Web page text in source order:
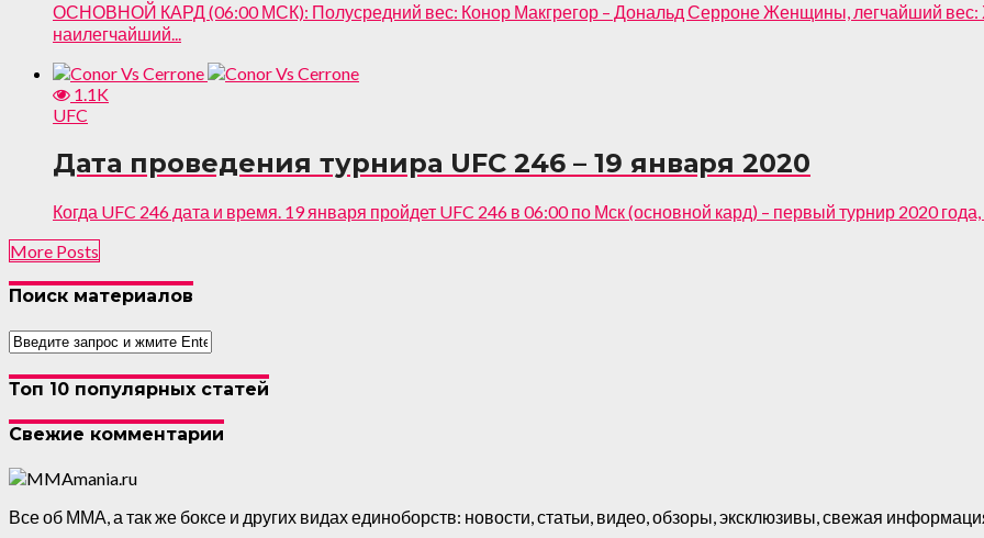
ОСНОВНОЙ КАРД (06:00 МСК): Полусредний вес: Конор Макгрегор – Дональд Серроне Женщины, легчайший
наилегчайший...
1.1K
UFC
Дата проведения турнира UFC 246 – 19 января 2020
Когда UFC 246 дата и время. 19 января пройдет UFC 246 в 06:00 по Мск (основной кард) – первый турнир 2020 года,
More Posts
Поиск материалов
Топ 10 популярных статей
Свежие комментарии
Все об ММА, а так же боксе и других видах единоборств: новости, статьи, видео, обзоры, эксклюзивы, свежая